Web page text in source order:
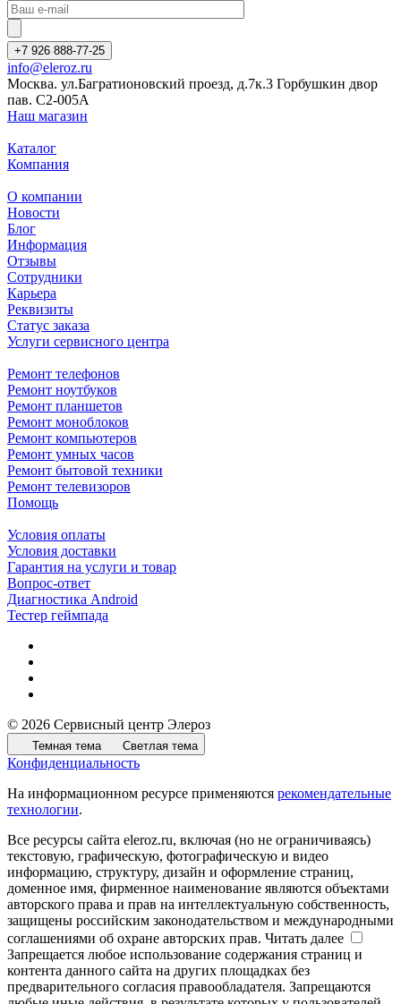
+7 926 888-77-25
info@eleroz.ru
Москва. ул.Багратионовский проезд, д.7к.3 Горбушкин двор
пав. C2-005A
Наш магазин
Каталог
Компания
О компании
Новости
Блог
Информация
Отзывы
Сотрудники
Карьера
Реквизиты
Статус заказа
Услуги сервисного центра
Ремонт телефонов
Ремонт ноутбуков
Ремонт планшетов
Ремонт моноблоков
Ремонт компьютеров
Ремонт умных часов
Ремонт бытовой техники
Ремонт телевизоров
Помощь
Условия оплаты
Условия доставки
Гарантия на услуги и товар
Вопрос-ответ
Диагностика Android
Тестер геймпада
© 2026 Сервисный центр Элероз
Темная тема Светлая тема
Конфиденциальность
На информационном ресурсе применяются рекомендательные
технологии.
Все ресурсы сайта eleroz.ru, включая (но не ограничиваясь)
текстовую, графическую, фотографическую и видео
информацию, структуру, дизайн и оформление страниц,
доменное имя, фирменное наименование являются объектами
авторского права и прав на интеллектуальную собственность,
защищены российским законодательством и международными
соглашениями об охране авторских прав. Читать далее
Запрещается любое использование содержания страниц и
контента данного сайта на других площадках без
предварительного согласия правообладателя. Запрещаются